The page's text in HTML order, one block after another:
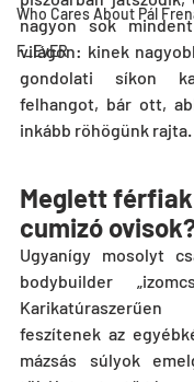
Who Cares About Pál
F_EvER
nagyon sok
világon: kinek
gondolati síkon
felhangot, bár ott,
inkább röhögünk rajta.
Meglett
cumizó
Ugyanígy mosolyt
bodybuilder
feszítenek az
mázsás súlyok